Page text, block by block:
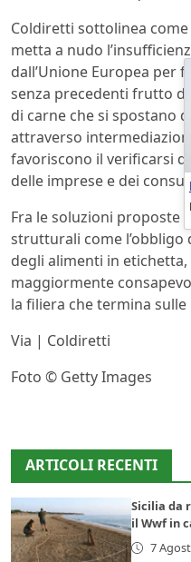
Coldiretti sottolinea
metta a nudo
dall’Unione Europea per
senza precedenti frutto
di carne che si spostano
attraverso
favoriscono il verificarsi
delle imprese e dei
Fra le soluzioni proposte
strutturali come l’obbligo
degli alimenti in
maggiormente
la filiera che termina
Via | Coldiretti
Foto © Getty Images
ARTICOLI RECENTI
Sicilia da
il Wwf in
7